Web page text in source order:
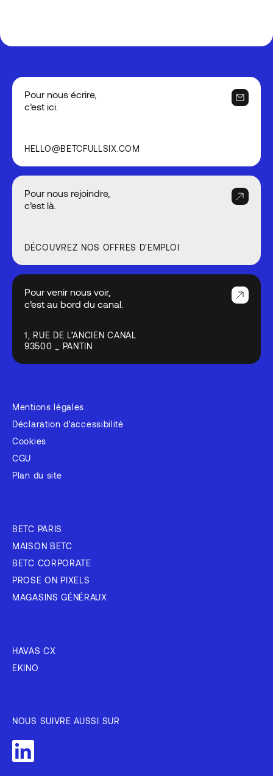
Pour nous écrire,
c’est ici.
HELLO@BETCFULLSIX.COM
Pour nous rejoindre,
c’est là.
DÉCOUVREZ NOS OFFRES D'EMPLOI
Pour venir nous voir,
c’est au bord du canal.
1, RUE DE L’ANCIEN CANAL
93500 _ PANTIN
Mentions légales
Déclaration d'accessibilité
Cookies
CGU
Plan du site
BETC PARIS
MAISON BETC
BETC CORPORATE
PROSE ON PIXELS
MAGASINS GÉNÉRAUX
HAVAS CX
EKINO
NOUS SUIVRE AUSSI SUR